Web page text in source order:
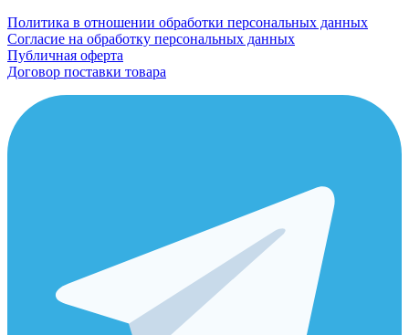
Политика в отношении обработки персональных данных
Согласие на обработку персональных данных
Публичная оферта
Договор поставки товара